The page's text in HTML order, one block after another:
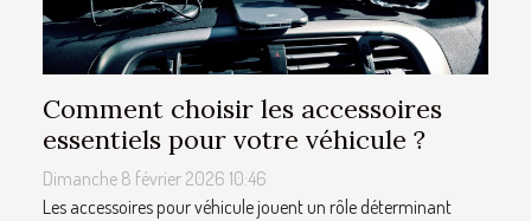
Comment choisir les accessoires
essentiels pour votre véhicule ?
Dimanche 8 février 2026 10:46
Les accessoires pour véhicule jouent un rôle déterminant